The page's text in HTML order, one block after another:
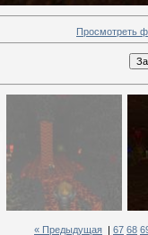
Просмотреть
« Предыдущая 67 68